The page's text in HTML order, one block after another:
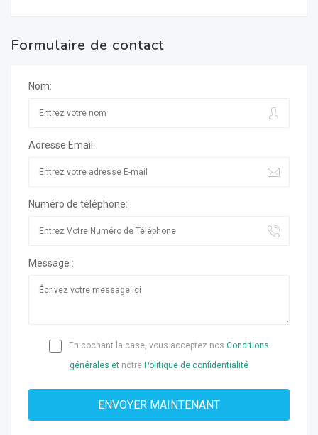
Formulaire de contact
Nom:
Adresse Email:
Numéro de téléphone:
Message :
En cochant la case, vous acceptez nos Conditions
générales et notre Politique de confidentialité